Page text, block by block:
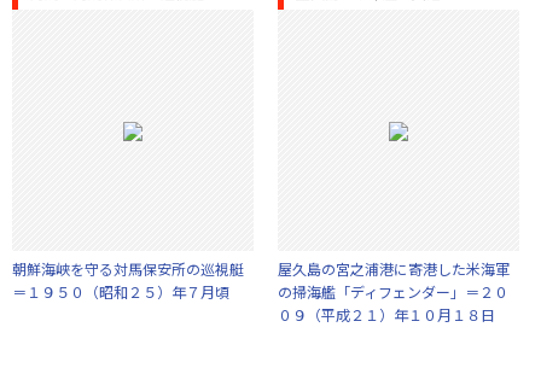
朝鮮海峡を守る対馬保安所の巡視艇
＝１９５０（昭和２５）年７月頃
屋久島の宮之浦港に寄港した米海軍
の掃海艦「ディフェンダー」＝２０
０９（平成２１）年１０月１８日